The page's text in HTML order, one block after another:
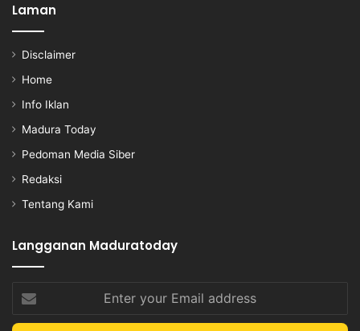
Laman
Disclaimer
Home
Info Iklan
Madura Today
Pedoman Media Siber
Redaksi
Tentang Kami
Langganan Maduratoday
your
Email